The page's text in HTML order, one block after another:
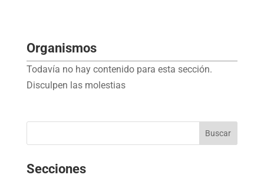
Organismos
Todavía no hay contenido para esta sección.
Disculpen las molestias
Secciones